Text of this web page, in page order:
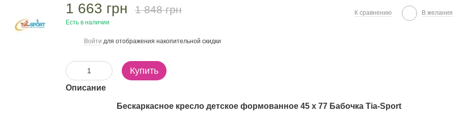
1 663 грн 1 848 грн
Есть в наличии
К сравнению В желания
Войти для отображения накопительной скидки
Купить
Описание
Бескаркасное кресло детское формованное 45 х 77 Бабочка Tia-Sport